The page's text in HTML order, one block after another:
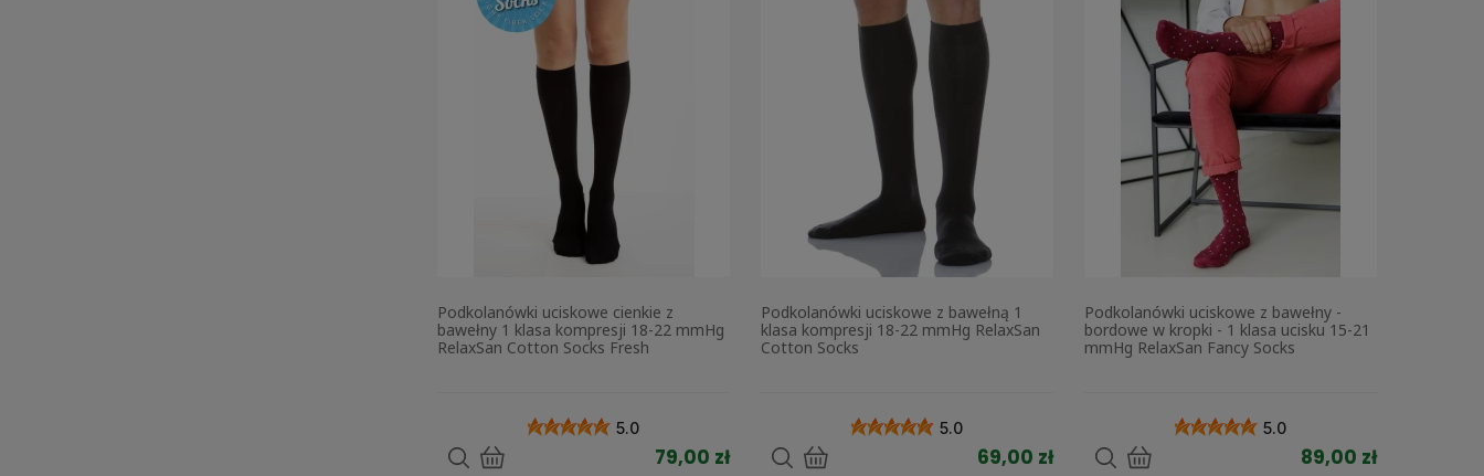
Podkolanówki uciskowe cienkie z
bawełny 1 klasa kompresji 18-22 mmHg
RelaxSan Cotton Socks Fresh
5.0
79,00 zł
Podkolanówki uciskowe z bawełną 1
klasa kompresji 18-22 mmHg RelaxSan
Cotton Socks
5.0
69,00 zł
Podkolanówki uciskowe z bawełny -
bordowe w kropki - 1 klasa ucisku 15-21
mmHg RelaxSan Fancy Socks
5.0
89,00 zł